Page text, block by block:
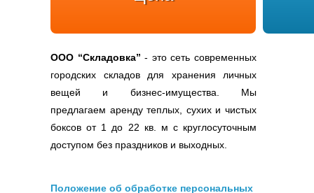
ООО “Складовка” - это сеть современных
городских складов для хранения личных
вещей и бизнес-имущества. Мы
предлагаем аренду теплых, сухих и чистых
боксов от 1 до 22 кв. м с круглосуточным
доступом без праздников и выходных.
Положение об обработке персональных